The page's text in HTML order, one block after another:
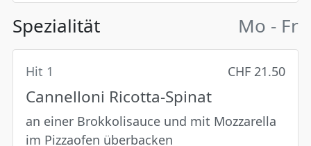
Spezialität Mo - Fr
Hit 1 CHF 21.50
Cannelloni Ricotta-Spinat
an einer Brokkolisauce und mit Mozzarella
im Pizzaofen überbacken